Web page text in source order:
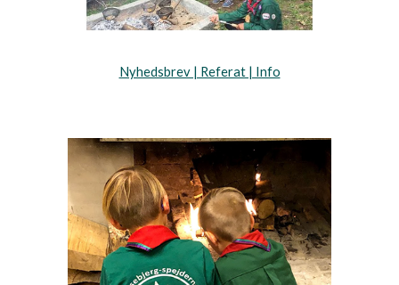
Nyhedsbrev | Referat | Info